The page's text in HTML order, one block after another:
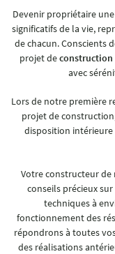
Devenir propriétaire
significatifs de la vie,
de chacun. Conscients
projet deconstruction
avec
Lors de notre première
projet de
disposition
Votre constructeur de
conseils précieux
techniques à
fonctionnement des
répondrons à toutes
des réalisations